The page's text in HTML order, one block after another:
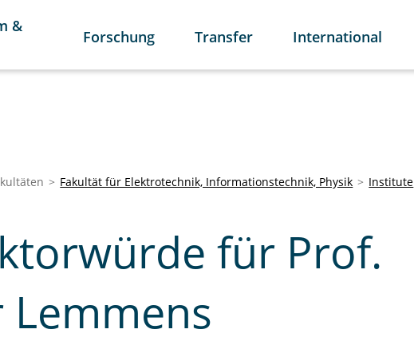
&
Forschung Transfer International
Fakultät für Elektrotechnik, Informationstechnik, Physik Institute
für Prof.
Lemmens